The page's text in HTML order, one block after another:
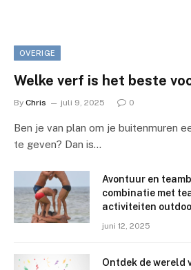
OVERIGE
Welke verf is het beste
By Chris juli 9, 2025 0
Ben je van plan om je buitenmuren
te geven? Dan is…
Avontuur en
combinatie met
activiteiten
juni 12, 2025
Ontdek de wereld